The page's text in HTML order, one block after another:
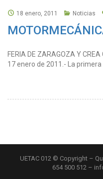
18 enero, 2011 Noticias
FERIA DE ZARAGOZA Y
17 enero de 2011.- La primera
UETAC 012 © Copyright –
654 500 512 –